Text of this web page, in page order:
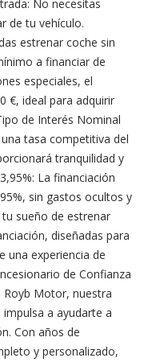
No necesitas
de tu vehículo.
estrenar coche sin
a financiar de
especiales, el
€, ideal para adquirir
de Interés Nominal
tasa competitiva del
tranquilidad y
La financiación
sin gastos ocultos y
sueño de estrenar
diseñadas para
una experiencia de
de Confianza
Royb Motor, nuestra
a ayudarte a
Con años de
y personalizado,